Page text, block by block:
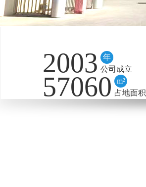
2003
年
公司成立
57060
m²
占地面积